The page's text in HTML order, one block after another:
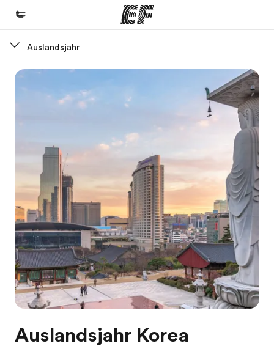
Willkommen bei EF
Programme
Büros in der Nähe
Über uns
Wer wir sind
Karriere
Teil des Teams werden
Auslandsjahr
Auslandsjahr Korea